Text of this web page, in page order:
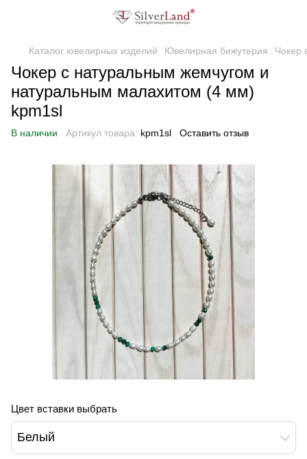
Каталог ювелирных изделий Ювелирная бижутерия Чокер
Чокер с натуральным жемчугом и
натуральным малахитом (4 мм)
kpm1sl
В наличии Артикул товара: kpm1sl Оставить отзыв
Цвет вставки выбрать
Белый